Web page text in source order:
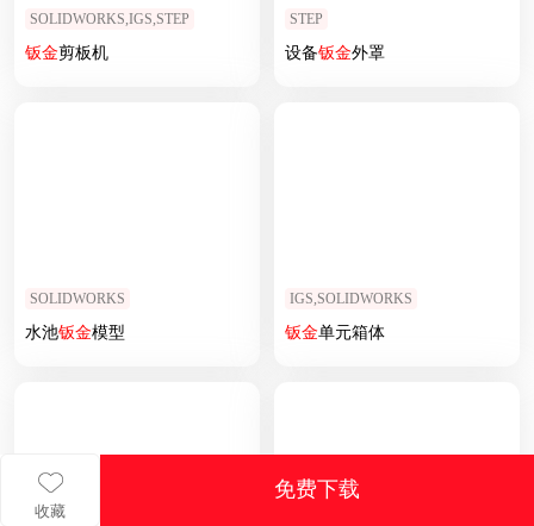
收藏
免费下载
SOLIDWORKS,IGS,STEP
钣金剪板机
STEP
设备钣金外罩
SOLIDWORKS
水池钣金模型
IGS,SOLIDWORKS
钣金单元箱体